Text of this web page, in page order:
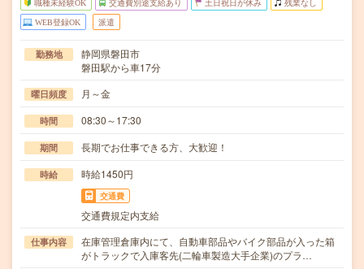
職種未経験OK 交通費別途支給あり 土日祝日が休み 残業なし
WEB登録OK 派遣
勤務地
静岡県磐田市
磐田駅から車17分
曜日頻度 月～金
時間 08:30～17:30
期間 長期でお仕事できる方、大歓迎！
時給 時給1450円
交通費
交通費規定内支給
仕事内容
在庫管理倉庫内にて、自動車部品やバイク部品が入った箱
がトラックで入庫客先(二輪車製造大手企業)のプラ…